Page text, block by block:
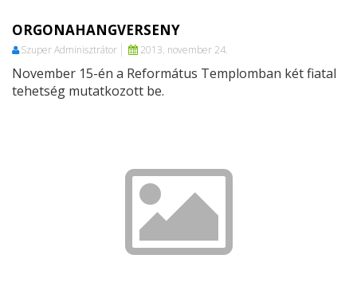
ORGONAHANGVERSENY
Szuper Adminisztrátor 2013. november 24.
November 15-én a Református Templomban két fiatal
tehetség mutatkozott be.